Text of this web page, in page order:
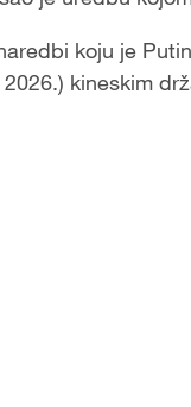
koju je
kineskim